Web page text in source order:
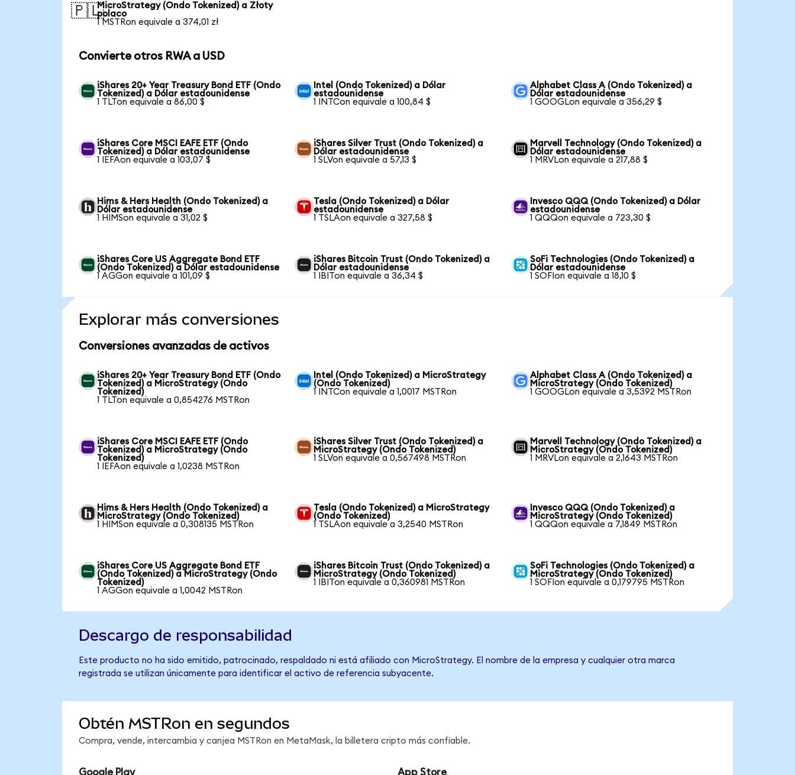
🇵🇱MicroStrategy (Ondo Tokenized) a Złoty
polaco
1 MSTRon equivale a 374,01 zł
Convierte otros RWA a USD
iShares 20+ Year Treasury Bond ETF (Ondo
Tokenized) a Dólar estadounidense
1 TLTon equivale a 86,00 $
Intel (Ondo Tokenized) a Dólar
estadounidense
1 INTCon equivale a 100,84 $
Alphabet Class A (Ondo Tokenized) a
Dólar estadounidense
1 GOOGLon equivale a 356,29 $
iShares Core MSCI EAFE ETF (Ondo
Tokenized) a Dólar estadounidense
1 IEFAon equivale a 103,07 $
iShares Silver Trust (Ondo Tokenized) a
Dólar estadounidense
1 SLVon equivale a 57,13 $
Marvell Technology (Ondo Tokenized) a
Dólar estadounidense
1 MRVLon equivale a 217,88 $
Hims & Hers Health (Ondo Tokenized) a
Dólar estadounidense
1 HIMSon equivale a 31,02 $
Tesla (Ondo Tokenized) a Dólar
estadounidense
1 TSLAon equivale a 327,58 $
Invesco QQQ (Ondo Tokenized) a Dólar
estadounidense
1 QQQon equivale a 723,30 $
iShares Core US Aggregate Bond ETF
(Ondo Tokenized) a Dólar estadounidense
1 AGGon equivale a 101,09 $
iShares Bitcoin Trust (Ondo Tokenized) a
Dólar estadounidense
1 IBITon equivale a 36,34 $
SoFi Technologies (Ondo Tokenized) a
Dólar estadounidense
1 SOFIon equivale a 18,10 $
Explorar más conversiones
Conversiones avanzadas de activos
iShares 20+ Year Treasury Bond ETF (Ondo
Tokenized) a MicroStrategy (Ondo
Tokenized)
1 TLTon equivale a 0,854276 MSTRon
Intel (Ondo Tokenized) a MicroStrategy
(Ondo Tokenized)
1 INTCon equivale a 1,0017 MSTRon
Alphabet Class A (Ondo Tokenized) a
MicroStrategy (Ondo Tokenized)
1 GOOGLon equivale a 3,5392 MSTRon
iShares Core MSCI EAFE ETF (Ondo
Tokenized) a MicroStrategy (Ondo
Tokenized)
1 IEFAon equivale a 1,0238 MSTRon
iShares Silver Trust (Ondo Tokenized) a
MicroStrategy (Ondo Tokenized)
1 SLVon equivale a 0,567498 MSTRon
Marvell Technology (Ondo Tokenized) a
MicroStrategy (Ondo Tokenized)
1 MRVLon equivale a 2,1643 MSTRon
Hims & Hers Health (Ondo Tokenized) a
MicroStrategy (Ondo Tokenized)
1 HIMSon equivale a 0,308135 MSTRon
Tesla (Ondo Tokenized) a MicroStrategy
(Ondo Tokenized)
1 TSLAon equivale a 3,2540 MSTRon
Invesco QQQ (Ondo Tokenized) a
MicroStrategy (Ondo Tokenized)
1 QQQon equivale a 7,1849 MSTRon
iShares Core US Aggregate Bond ETF
(Ondo Tokenized) a MicroStrategy (Ondo
Tokenized)
1 AGGon equivale a 1,0042 MSTRon
iShares Bitcoin Trust (Ondo Tokenized) a
MicroStrategy (Ondo Tokenized)
1 IBITon equivale a 0,360981 MSTRon
SoFi Technologies (Ondo Tokenized) a
MicroStrategy (Ondo Tokenized)
1 SOFIon equivale a 0,179795 MSTRon
Descargo de responsabilidad
Este producto no ha sido emitido, patrocinado, respaldado ni está afiliado con MicroStrategy. El nombre de la empresa y cualquier otra marca
registrada se utilizan únicamente para identificar el activo de referencia subyacente.
Obtén MSTRon en segundos
Compra, vende, intercambia y canjea MSTRon en MetaMask, la billetera cripto más confiable.
Google Play App Store